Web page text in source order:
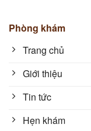
Phòng khám
Trang chủ
Giới thiệu
Tin tức
Hẹn khám